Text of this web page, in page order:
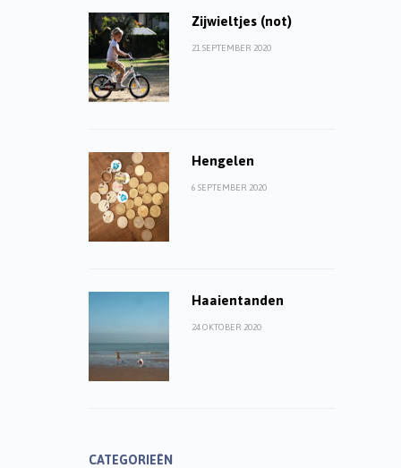
Zijwieltjes (not)
21 SEPTEMBER 2020
Hengelen
6 SEPTEMBER 2020
Haaientanden
24 OKTOBER 2020
CATEGORIEËN